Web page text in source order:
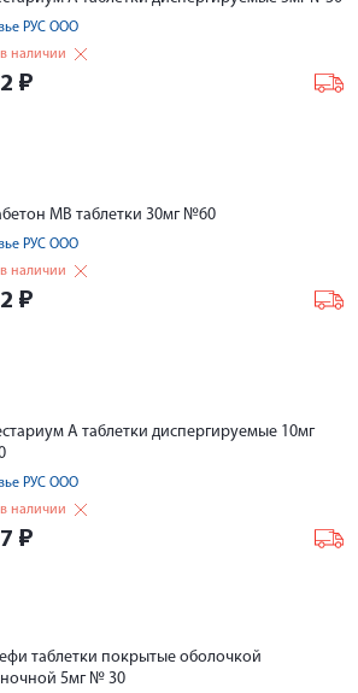
РУС ООО
наличии
₽
МВ таблетки 30мг №60
РУС ООО
наличии
₽
А таблетки диспергируемые 10мг
РУС ООО
наличии
₽
таблетки покрытые оболочкой
5мг № 30